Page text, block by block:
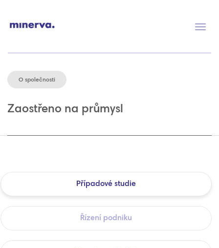
O společnosti
Zaostřeno na průmysl
Případové studie
Řízení podniku